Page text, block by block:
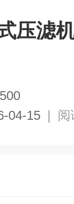
压滤
04-15 | 阅